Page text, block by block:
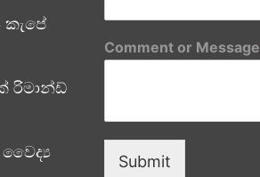
කැපේ
රිමාන්ඩ්
Comment or Message
Submit